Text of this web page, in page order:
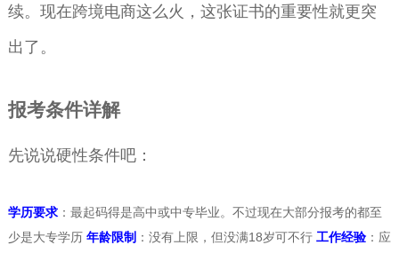
续。现在跨境电商这么火，这张证书的重要性就更突
出了。
报考条件详解
先说说硬性条件吧：
学历要求：最起码得是高中或中专毕业。不过现在大部分报考的都至
少是大专学历 年龄限制 ：没有上限，但没满18岁可不行 工作经验：应